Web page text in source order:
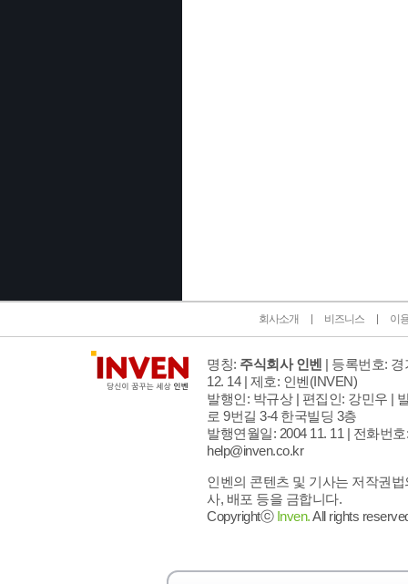
회사소개 비즈니스 이
명칭: 주식회사 인벤 | 등록번호:
12. 14 | 제호: 인벤(INVEN)
발행인: 박규상 | 편집인: 강민우 |
로 9번길 3-4 한국빌딩 3층
발행연월일: 2004 11. 11 | 전화번호
help@inven.co.kr
인벤의 콘텐츠 및 기사는 저작권
사, 배포 등을 금합니다.
Copyrightⓒ Inven.All rights